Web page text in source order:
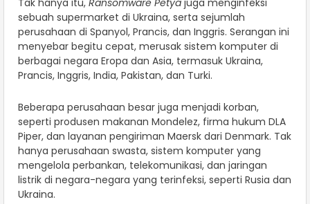
Tak hanya itu, Ransomware Petya juga menginfeksi
sebuah supermarket di Ukraina, serta sejumlah
perusahaan di Spanyol, Prancis, dan Inggris. Serangan ini
menyebar begitu cepat, merusak sistem komputer di
berbagai negara Eropa dan Asia, termasuk Ukraina,
Prancis, Inggris, India, Pakistan, dan Turki.
Beberapa perusahaan besar juga menjadi korban,
seperti produsen makanan Mondelez, firma hukum DLA
Piper, dan layanan pengiriman Maersk dari Denmark. Tak
hanya perusahaan swasta, sistem komputer yang
mengelola perbankan, telekomunikasi, dan jaringan
listrik di negara-negara yang terinfeksi, seperti Rusia dan
Ukraina.